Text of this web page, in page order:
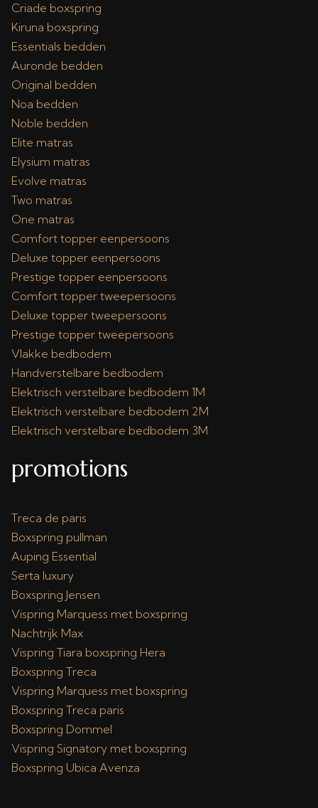
Criade boxspring
Kiruna boxspring
Essentials bedden
Auronde bedden
Original bedden
Noa bedden
Noble bedden
Elite matras
Elysium matras
Evolve matras
Two matras
One matras
Comfort topper eenpersoons
Deluxe topper eenpersoons
Prestige topper eenpersoons
Comfort topper tweepersoons
Deluxe topper tweepersoons
Prestige topper tweepersoons
Vlakke bedbodem
Handverstelbare bedbodem
Elektrisch verstelbare bedbodem 1M
Elektrisch verstelbare bedbodem 2M
Elektrisch verstelbare bedbodem 3M
promotions
Treca de paris
Boxspring pullman
Auping Essential
Serta luxury
Boxspring Jensen
Vispring Marquess met boxspring
Nachtrijk Max
Vispring Tiara boxspring Hera
Boxspring Treca
Vispring Marquess met boxspring
Boxspring Treca paris
Boxspring Dommel
Vispring Signatory met boxspring
Boxspring Ubica Avenza